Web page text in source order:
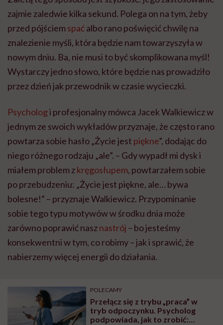
zajmie zaledwie kilka sekund. Polega on na tym, żeby
przed pójściemspaćalbo rano poświęcić chwilę na
znalezienie myśli, która będzie nam towarzyszyła w
nowym dniu. Ba, nie musi to być skomplikowana myśl!
Wystarczy jedno słowo, które będzie nas prowadziło
przez dzień jak przewodnik w czasie wycieczki.
Psychologi profesjonalny mówca Jacek Walkiewicz w
jednym ze swoich wykładów przyznaje, że często rano
powtarza sobie hasło „Życie jest piękne”, dodając do
niego różnego rodzaju „ale”. – Gdy wypadł mi dysk i
miałem problem zkręgosłupem, powtarzałem sobie
po przebudzeniu: „Życie jest piękne, ale… bywa
bolesne!” – przyznaje Walkiewicz. Przypominanie
sobie tego typu motywów w środku dnia może
zarówno poprawić nasznastrój – bo jesteśmy
konsekwentni w tym, co robimy – jak i sprawić, że
nabierzemy więcej energii do działania.
POLECAMY
Przełącz się z trybu „praca” w
tryb odpoczynku. Psycholog
podpowiada, jak to zrobić: